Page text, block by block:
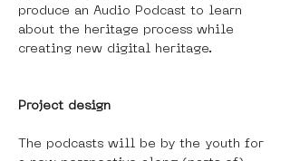
produce an Audio Podcast to learn
about the heritage process while
creating new digital heritage.
Project design
The podcasts will be by the youth for